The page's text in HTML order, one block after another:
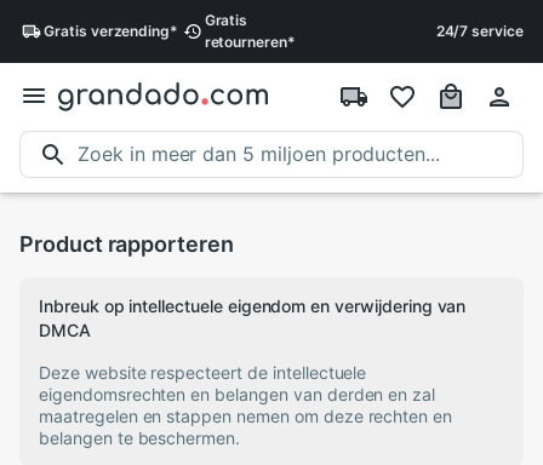
Gratis verzending*
Gratis
retourneren*
24/7 service
Product rapporteren
Inbreuk op intellectuele eigendom en verwijdering van
DMCA
Deze website respecteert de intellectuele
eigendomsrechten en belangen van derden en zal
maatregelen en stappen nemen om deze rechten en
belangen te beschermen.